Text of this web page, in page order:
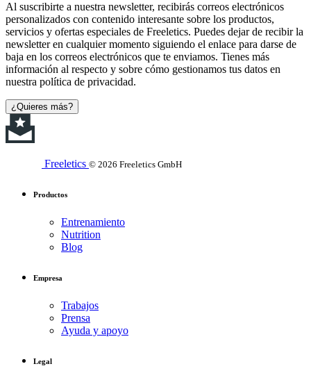
Al suscribirte a nuestra newsletter, recibirás correos electrónicos
personalizados con contenido interesante sobre los productos,
servicios y ofertas especiales de Freeletics. Puedes dejar de recibir la
newsletter en cualquier momento siguiendo el enlace para darse de
baja en los correos electrónicos que te enviamos. Tienes más
información al respecto y sobre cómo gestionamos tus datos en
nuestra política de privacidad.
¿Quieres más?
Freeletics © 2026 Freeletics GmbH
Productos
Entrenamiento
Nutrition
Blog
Empresa
Trabajos
Prensa
Ayuda y apoyo
Legal